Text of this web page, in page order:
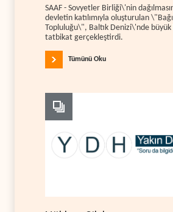
SAAF - Sovyetler Birliği\'nin
devletin katılımıyla oluşturulan
Topluluğu\", Baltık Denizi\'nde
tatbikat gerçekleştirdi.
Tümünü Oku